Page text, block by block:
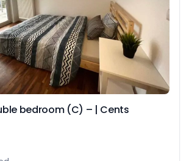
bedroom (C) – | Cents